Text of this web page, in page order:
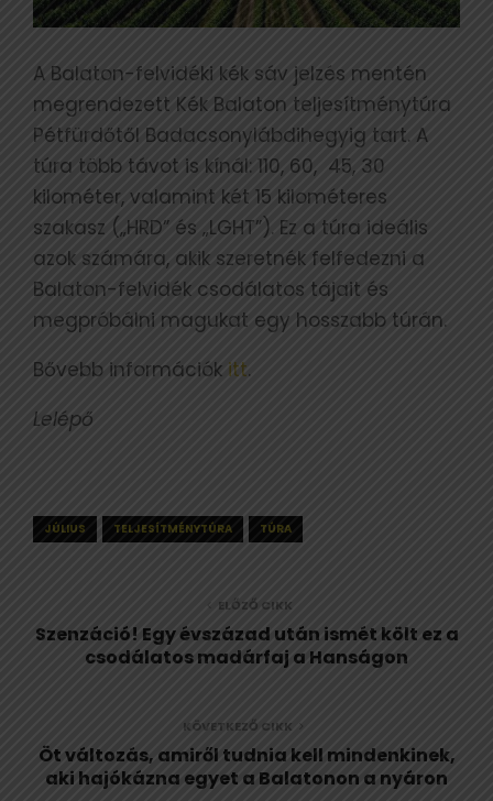
A Balaton-felvidéki kék sáv jelzés mentén
megrendezett Kék Balaton teljesítménytúra
Pétfürdőtől Badacsonylábdihegyig tart. A
túra több távot is kínál: 110, 60, 45, 30
kilométer, valamint két 15 kilométeres
szakasz („HRD” és „LGHT”). Ez a túra ideális
azok számára, akik szeretnék felfedezni a
Balaton-felvidék csodálatos tájait és
megpróbálni magukat egy hosszabb túrán.
Bővebb információk itt.
Lelépő
JÚLIUS TELJESÍTMÉNYTÚRA TÚRA
ELŐZŐ CIKK
Szenzáció! Egy évszázad után ismét költ ez a
csodálatos madárfaj a Hanságon
KÖVETKEZŐ CIKK
Öt változás, amiről tudnia kell mindenkinek,
aki hajókázna egyet a Balatonon a nyáron